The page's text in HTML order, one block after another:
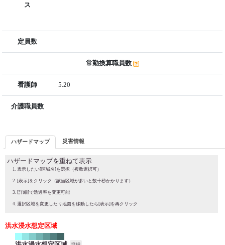
ス
定員数
常勤換算職員数
看護師 5.20
介護職員数
ハザードマップ 災害情報
ハザードマップを重ねて表示
表示したい[区域名]を選択（複数選択可）
[表示]をクリック（該当区域が多いと数十秒かかります）
[詳細]で透過率を変更可能
選択区域を変更したり地図を移動したら[表示]を再クリック
洪水浸水想定区域